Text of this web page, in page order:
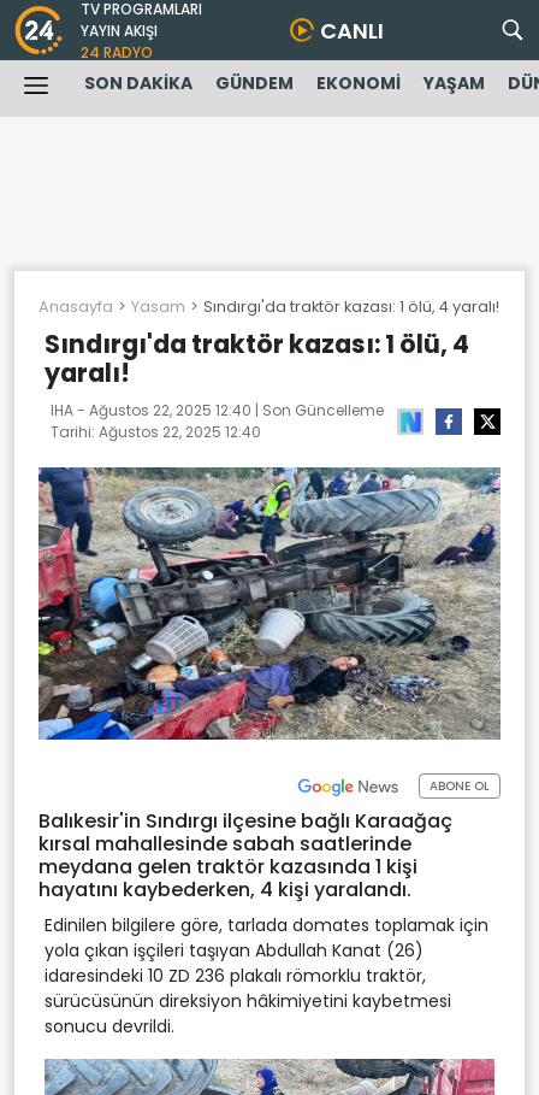
TV PROGRAMLARI
YAYIN AKIŞI
24 RADYO
CANLI
SON DAKİKA GÜNDEM EKONOMİ YAŞAM
Anasayfa Yasam Sındırgı'da traktör kazası: 1 ölü, 4 yaralı!
Sındırgı'da traktör kazası: 1 ölü, 4
yaralı!
IHA - Ağustos 22, 2025 12:40 | Son Güncelleme
Tarihi: Ağustos 22, 2025 12:40
ABONE OL
Balıkesir'in Sındırgı ilçesine bağlı Karaağaç
kırsal mahallesinde sabah saatlerinde
meydana gelen traktör kazasında 1 kişi
hayatını kaybederken, 4 kişi yaralandı.
Edinilen bilgilere göre, tarlada domates toplamak için
yola çıkan işçileri taşıyan Abdullah Kanat (26)
idaresindeki 10 ZD 236 plakalı römorklu traktör,
sürücüsünün direksiyon hâkimiyetini kaybetmesi
sonucu devrildi.